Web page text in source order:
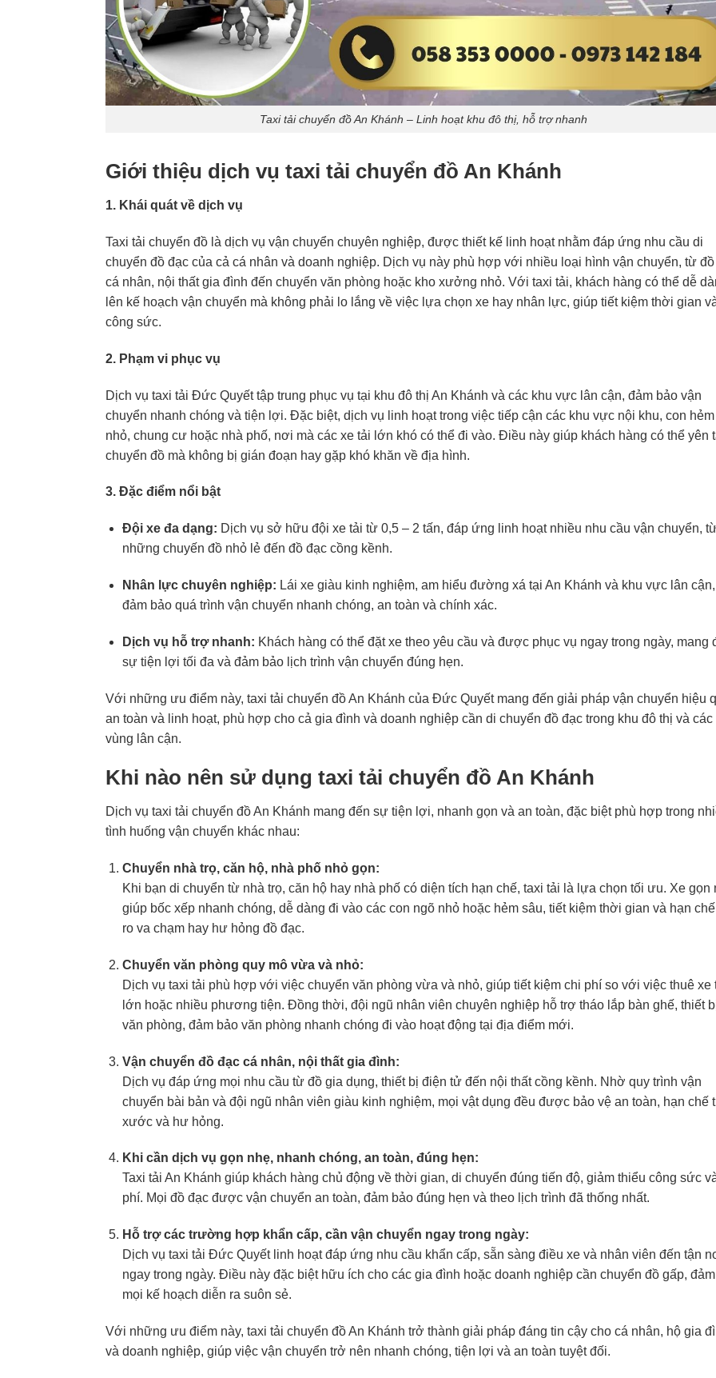
Taxi tải chuyển đồ An Khánh – Linh hoạt khu đô thị, hỗ trợ nhanh
Giới thiệu dịch vụ taxi tải chuyển đồ An Khánh
1. Khái quát về dịch vụ
Taxi tải chuyển đồ là dịch vụ vận chuyển chuyên nghiệp, được thiết kế linh hoạt nhằm đáp ứng nhu cầu di
chuyển đồ đạc của cả cá nhân và doanh nghiệp. Dịch vụ này phù hợp với nhiều loại hình vận chuyển, từ
cá nhân, nội thất gia đình đến chuyển văn phòng hoặc kho xưởng nhỏ. Với taxi tải, khách hàng có thể dễ
lên kế hoạch vận chuyển mà không phải lo lắng về việc lựa chọn xe hay nhân lực, giúp tiết kiệm thời gian
công sức.
2. Phạm vi phục vụ
Dịch vụ taxi tải Đức Quyết tập trung phục vụ tại khu đô thị An Khánh và các khu vực lân cận, đảm bảo vận
chuyển nhanh chóng và tiện lợi. Đặc biệt, dịch vụ linh hoạt trong việc tiếp cận các khu vực nội khu, con hẻm
nhỏ, chung cư hoặc nhà phố, nơi mà các xe tải lớn khó có thể đi vào. Điều này giúp khách hàng có thể yên
chuyển đồ mà không bị gián đoạn hay gặp khó khăn về địa hình.
3. Đặc điểm nổi bật
Đội xe đa dạng: Dịch vụ sở hữu đội xe tải từ 0,5 – 2 tấn, đáp ứng linh hoạt nhiều nhu cầu vận chuyển,
những chuyến đồ nhỏ lẻ đến đồ đạc cồng kềnh.
Nhân lực chuyên nghiệp: Lái xe giàu kinh nghiệm, am hiểu đường xá tại An Khánh và khu vực lân cận,
đảm bảo quá trình vận chuyển nhanh chóng, an toàn và chính xác.
Dịch vụ hỗ trợ nhanh: Khách hàng có thể đặt xe theo yêu cầu và được phục vụ ngay trong ngày, mang
sự tiện lợi tối đa và đảm bảo lịch trình vận chuyển đúng hẹn.
Với những ưu điểm này, taxi tải chuyển đồ An Khánh của Đức Quyết mang đến giải pháp vận chuyển hiệu
an toàn và linh hoạt, phù hợp cho cả gia đình và doanh nghiệp cần di chuyển đồ đạc trong khu đô thị và các
vùng lân cận.
Khi nào nên sử dụng taxi tải chuyển đồ An Khánh
Dịch vụ taxi tải chuyển đồ An Khánh mang đến sự tiện lợi, nhanh gọn và an toàn, đặc biệt phù hợp trong
tình huống vận chuyển khác nhau:
Chuyển nhà trọ, căn hộ, nhà phố nhỏ gọn:
Khi bạn di chuyển từ nhà trọ, căn hộ hay nhà phố có diện tích hạn chế, taxi tải là lựa chọn tối ưu. Xe gọn
giúp bốc xếp nhanh chóng, dễ dàng đi vào các con ngõ nhỏ hoặc hẻm sâu, tiết kiệm thời gian và hạn
ro va chạm hay hư hỏng đồ đạc.
Chuyển văn phòng quy mô vừa và nhỏ:
Dịch vụ taxi tải phù hợp với việc chuyển văn phòng vừa và nhỏ, giúp tiết kiệm chi phí so với việc thuê xe
lớn hoặc nhiều phương tiện. Đồng thời, đội ngũ nhân viên chuyên nghiệp hỗ trợ tháo lắp bàn ghế, thiết
văn phòng, đảm bảo văn phòng nhanh chóng đi vào hoạt động tại địa điểm mới.
Vận chuyển đồ đạc cá nhân, nội thất gia đình:
Dịch vụ đáp ứng mọi nhu cầu từ đồ gia dụng, thiết bị điện tử đến nội thất cồng kềnh. Nhờ quy trình vận
chuyển bài bản và đội ngũ nhân viên giàu kinh nghiệm, mọi vật dụng đều được bảo vệ an toàn, hạn chế
xước và hư hỏng.
Khi cần dịch vụ gọn nhẹ, nhanh chóng, an toàn, đúng hẹn:
Taxi tải An Khánh giúp khách hàng chủ động về thời gian, di chuyển đúng tiến độ, giảm thiểu công sức
phí. Mọi đồ đạc được vận chuyển an toàn, đảm bảo đúng hẹn và theo lịch trình đã thống nhất.
Hỗ trợ các trường hợp khẩn cấp, cần vận chuyển ngay trong ngày:
Dịch vụ taxi tải Đức Quyết linh hoạt đáp ứng nhu cầu khẩn cấp, sẵn sàng điều xe và nhân viên đến tận
ngay trong ngày. Điều này đặc biệt hữu ích cho các gia đình hoặc doanh nghiệp cần chuyển đồ gấp,
mọi kế hoạch diễn ra suôn sẻ.
Với những ưu điểm này, taxi tải chuyển đồ An Khánh trở thành giải pháp đáng tin cậy cho cá nhân, hộ gia
và doanh nghiệp, giúp việc vận chuyển trở nên nhanh chóng, tiện lợi và an toàn tuyệt đối.